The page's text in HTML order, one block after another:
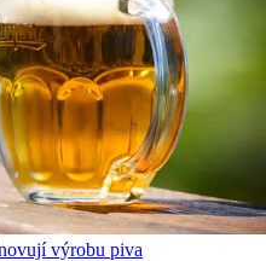
výrobu piva